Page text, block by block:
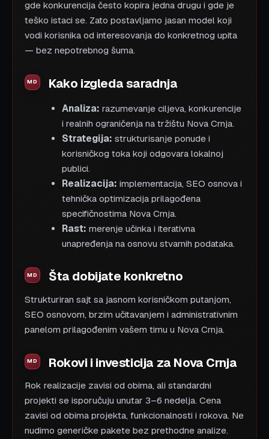
gde konkurencija često kopira jedna drugu i gde je
teško istaci se. Zato postavljamo jasan model koji
vodi korisnika od interesovanja do konkretnog upita
— bez nepotrebnog šuma.
Kako izgleda saradnja
Analiza: razumevanje ciljeva, konkurencije
i realnih ograničenja na tržištu Nova Crnja.
Strategija: strukturisanje ponude i
korisničkog toka koji odgovara lokalnoj
publici.
Realizacija: implementacija, SEO osnova i
tehnička optimizacija prilagođena
specifičnostima Nova Crnja.
Rast: merenje učinka i iterativna
unapređenja na osnovu stvarnih podataka.
Šta dobijate konkretno
Strukturiran sajt sa jasnom korisničkom putanjom,
SEO osnovom, brzim učitavanjem i administrativnim
panelom prilagođenim vašem timu u Nova Crnja.
Rokovi i investicija za Nova Crnja
Rok realizacije zavisi od obima, ali standardni
projekti se isporučuju unutar 3–6 nedelja. Cena
zavisi od obima projekta, funkcionalnosti i rokova. Ne
nudimo generičke pakete bez prethodne analize.